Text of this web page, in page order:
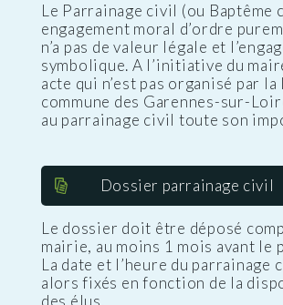
Le Parrainage civil (ou Baptême
engagement moral d’ordre
n’a pas de valeur légale et
symbolique. A l’initiative du
acte qui n’est pas organisé par la
commune des Garennes-sur-
au parrainage civil toute son
Dossier parrainage civil
Le dossier doit être déposé
mairie, au moins 1 mois avant le
La date et l’heure du parrainage
alors fixés en fonction de la
des élus.